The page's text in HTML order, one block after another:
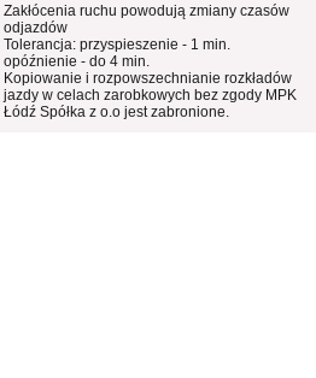
Zakłócenia ruchu powodują zmiany czasów
odjazdów
Tolerancja: przyspieszenie - 1 min.
opóźnienie - do 4 min.
Kopiowanie i rozpowszechnianie rozkładów
jazdy w celach zarobkowych bez zgody MPK
Łódź Spółka z o.o jest zabronione.